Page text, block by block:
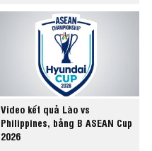
Video kết quả Lào vs
Philippines, bảng B ASEAN Cup
2026